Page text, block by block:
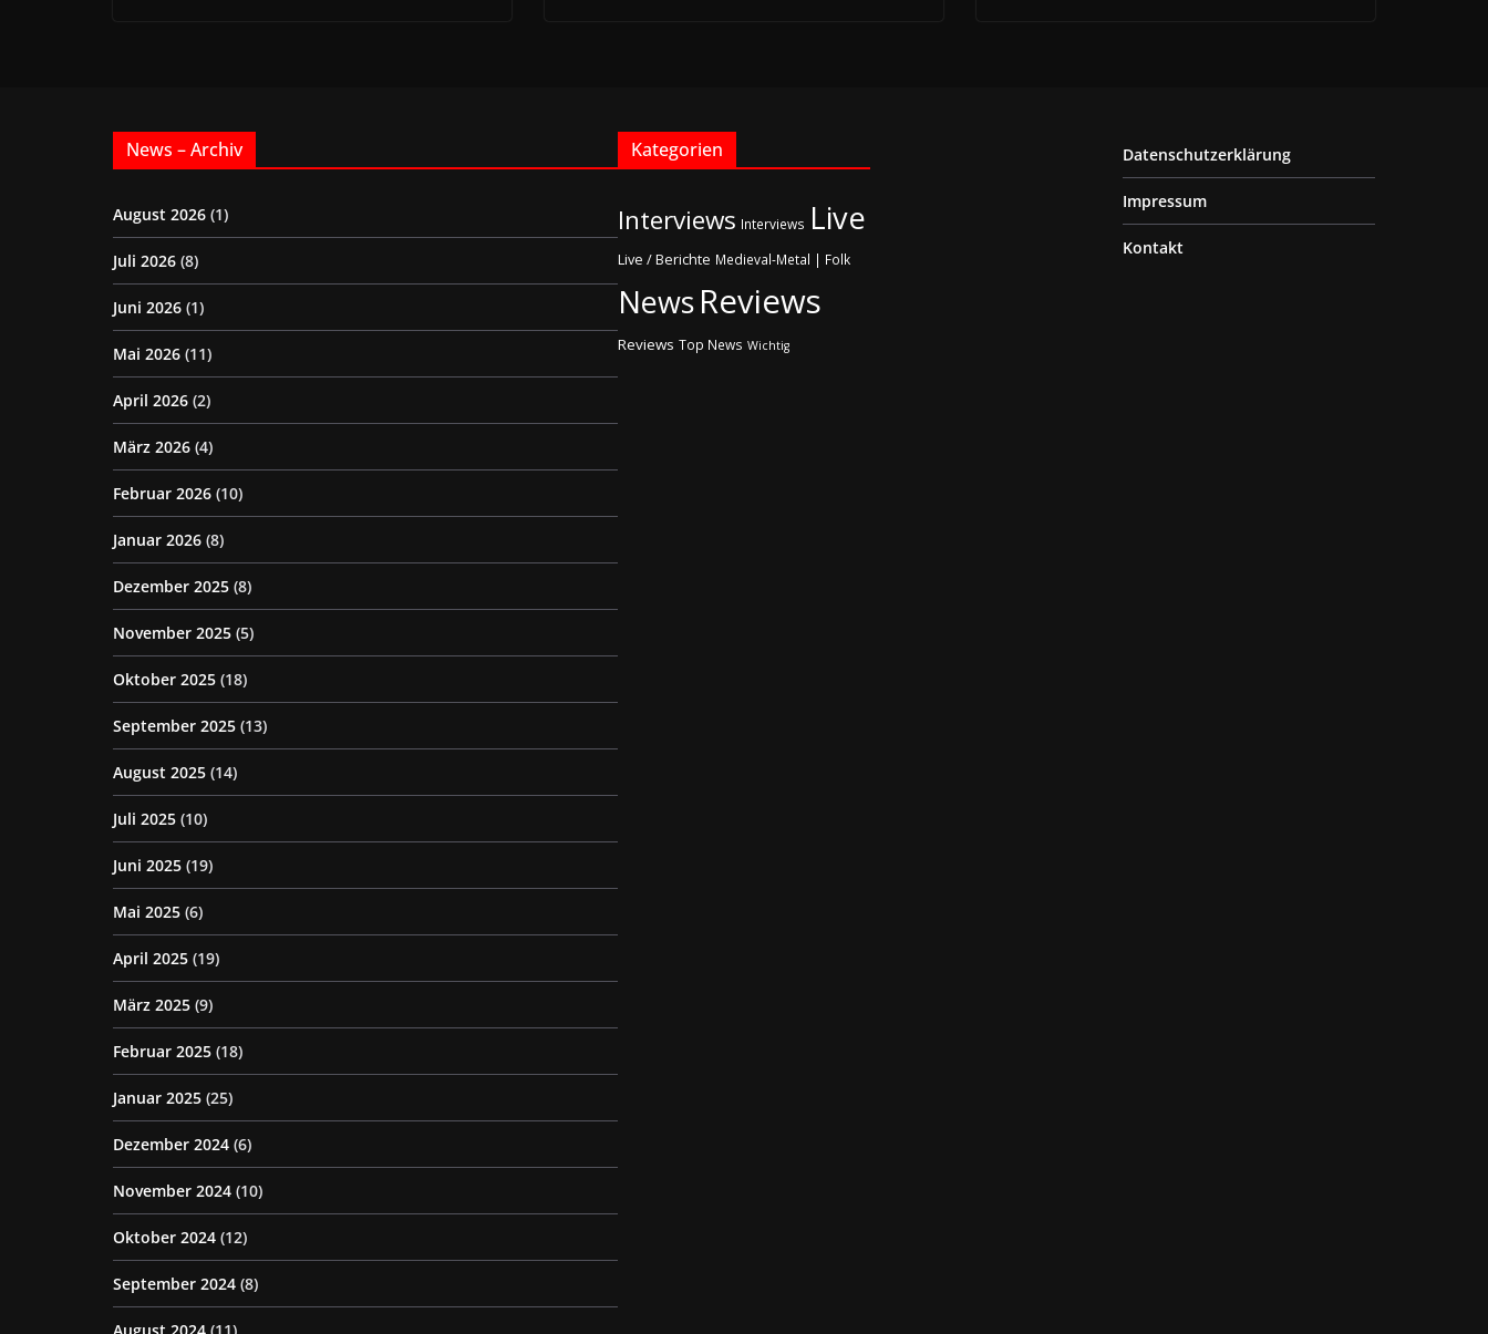
News – Archiv
August 2026 (1)
Juli 2026 (8)
Juni 2026 (1)
Mai 2026 (11)
April 2026 (2)
März 2026 (4)
Februar 2026 (10)
Januar 2026 (8)
Dezember 2025 (8)
November 2025 (5)
Oktober 2025 (18)
September 2025 (13)
August 2025 (14)
Juli 2025 (10)
Juni 2025 (19)
Mai 2025 (6)
April 2025 (19)
März 2025 (9)
Februar 2025 (18)
Januar 2025 (25)
Dezember 2024 (6)
November 2024 (10)
Oktober 2024 (12)
September 2024 (8)
Kategorien
Interviews Interviews Live
Live / Berichte Medieval-Metal | Folk
NewsReviews
Reviews Top News Wichtig
Datenschutzerklärung
Impressum
Kontakt